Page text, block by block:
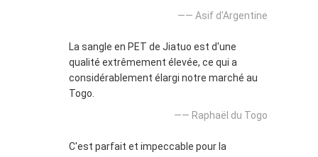
—— Asif d'Argentine
La sangle en PET de Jiatuo est d'une
qualité extrêmement élevée, ce qui a
considérablement élargi notre marché au
Togo.
—— Raphaël du Togo
C'est parfait et impeccable pour la